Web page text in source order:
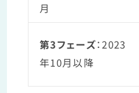
月
第3フェーズ：2023
年10月以降